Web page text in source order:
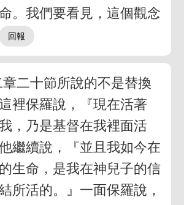
。我們要看見，這個觀念
二十節所說的不是替換
裡保羅說，『現在活著
，乃是基督在我裡面活
繼續說，『並且我如今在
生命，是我在神兒子的信
所活的。』一面保羅說，